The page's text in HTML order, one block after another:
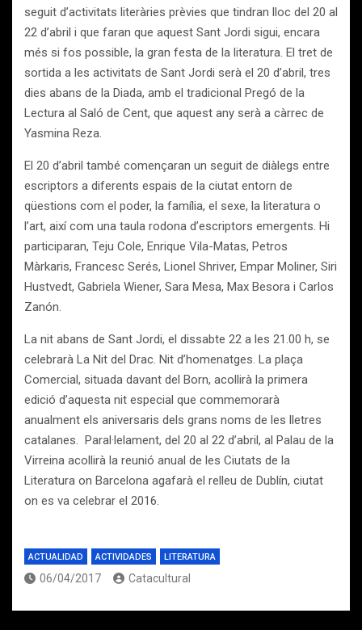
seguit d’activitats literàries prèvies que tindran lloc del 20 al
22 d’abril i que faran que aquest Sant Jordi sigui, encara
més si fos possible, la gran festa de la literatura. El tret de
sortida a les activitats de Sant Jordi serà el 20 d’abril, tres
dies abans de la Diada, amb el tradicional Pregó de la
Lectura al Saló de Cent, que aquest any serà a càrrec de
Yasmina Reza.
El 20 d’abril també començaran un seguit de diàlegs entre
escriptors a diferents espais de la ciutat entorn de
qüestions com el poder, la família, el sexe, la literatura o
l’art, així com una taula rodona d’escriptors emergents. Hi
participaran, Teju Cole, Enrique Vila-Matas, Petros
Màrkaris, Francesc Serés, Lionel Shriver, Empar Moliner, Siri
Hustvedt, Gabriela Wiener, Sara Mesa, Max Besora i Carlos
Zanón.
La nit abans de Sant Jordi, el dissabte 22 a les 21.00 h, se
celebrarà La Nit del Drac. Nit d’homenatges. La plaça
Comercial, situada davant del Born, acollirà la primera
edició d’aquesta nit especial que commemorarà
anualment els aniversaris dels grans noms de les lletres
catalanes. Paral·lelament, del 20 al 22 d’abril, al Palau de la
Virreina acollirà la reunió anual de les Ciutats de la
Literatura on Barcelona agafarà el relleu de Dublín, ciutat
on es va celebrar el 2016.
ACTUALIDAD ACTIVIDADES LITERATURA
06/04/2017 Catacultural